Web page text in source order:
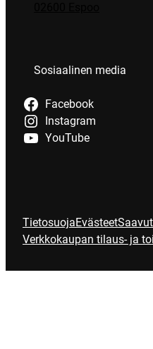
Sosiaalinen media
Facebook
Instagram
YouTube
TietosuojaEvästeet
Verkkokaupan tilaus- ja